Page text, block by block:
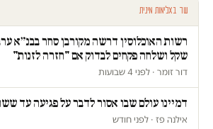
עוד באלימות מינית
שקל ושלחה פקחים לבדוק אם "חזרה לזנות"
דור זומר · לפני 4 שבועות
דמיינו עולם שבו אסור לדבר על פגיעה עד
אילנה פז · לפני חודש